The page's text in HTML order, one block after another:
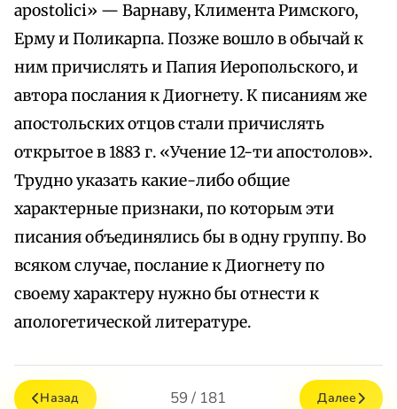
apostolici» — Варнаву, Климента Римского,
Ерму и Поликарпа. Позже вошло в обычай к
ним причислять и Папия Иеропольского, и
автора послания к Диогнету. К писаниям же
апостольских отцов стали причислять
открытое в 1883 г. «Учение 12-ти апостолов».
Трудно указать какие-либо общие
характерные признаки, по которым эти
писания объединялись бы в одну группу. Во
всяком случае, послание к Диогнету по
своему характеру нужно бы отнести к
апологетической литературе.
Назад 59 / 181 Далее